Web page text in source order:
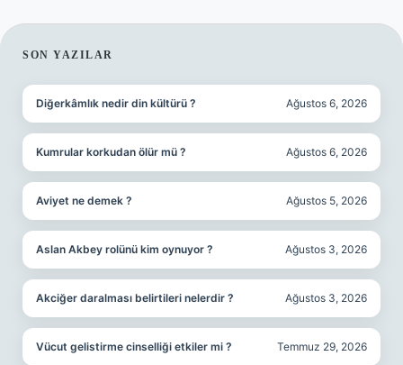
SIDEBAR
SON YAZILAR
Diğerkâmlık nedir din kültürü ? Ağustos 6, 2026
Kumrular korkudan ölür mü ? Ağustos 6, 2026
Aviyet ne demek ? Ağustos 5, 2026
Aslan Akbey rolünü kim oynuyor ? Ağustos 3, 2026
Akciğer daralması belirtileri nelerdir ? Ağustos 3, 2026
Vücut gelistirme cinselliği etkiler mi ? Temmuz 29, 2026